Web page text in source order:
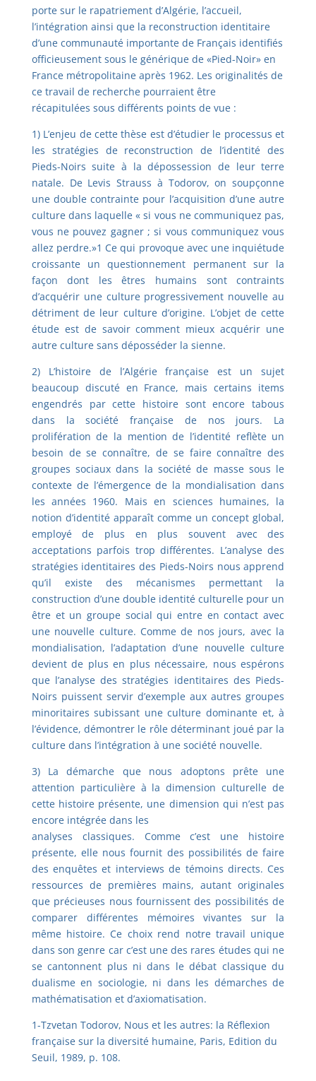
porte sur le rapatriement d’Algérie, l’accueil,
l’intégration ainsi que la reconstruction identitaire
d’une communauté importante de Français identifiés
officieusement sous le générique de «Pied-Noir» en
France métropolitaine après 1962. Les originalités de
ce travail de recherche pourraient être
récapitulées sous différents points de vue :
1) L’enjeu de cette thèse est d’étudier le processus et
les stratégies de reconstruction de l’identité des
Pieds-Noirs suite à la dépossession de leur terre
natale. De Levis Strauss à Todorov, on soupçonne
une double contrainte pour l’acquisition d’une autre
culture dans laquelle « si vous ne communiquez pas,
vous ne pouvez gagner ; si vous communiquez vous
allez perdre.»1 Ce qui provoque avec une inquiétude
croissante un questionnement permanent sur la
façon dont les êtres humains sont contraints
d’acquérir une culture progressivement nouvelle au
détriment de leur culture d’origine. L’objet de cette
étude est de savoir comment mieux acquérir une
autre culture sans déposséder la sienne.
2) L’histoire de l’Algérie française est un sujet
beaucoup discuté en France, mais certains items
engendrés par cette histoire sont encore tabous
dans la société française de nos jours. La
prolifération de la mention de l’identité reflète un
besoin de se connaître, de se faire connaître des
groupes sociaux dans la société de masse sous le
contexte de l’émergence de la mondialisation dans
les années 1960. Mais en sciences humaines, la
notion d’identité apparaît comme un concept global,
employé de plus en plus souvent avec des
acceptations parfois trop différentes. L’analyse des
stratégies identitaires des Pieds-Noirs nous apprend
qu’il existe des mécanismes permettant la
construction d’une double identité culturelle pour un
être et un groupe social qui entre en contact avec
une nouvelle culture. Comme de nos jours, avec la
mondialisation, l’adaptation d’une nouvelle culture
devient de plus en plus nécessaire, nous espérons
que l’analyse des stratégies identitaires des Pieds-
Noirs puissent servir d’exemple aux autres groupes
minoritaires subissant une culture dominante et, à
l’évidence, démontrer le rôle déterminant joué par la
culture dans l’intégration à une société nouvelle.
3) La démarche que nous adoptons prête une
attention particulière à la dimension culturelle de
cette histoire présente, une dimension qui n’est pas
encore intégrée dans les
analyses classiques. Comme c’est une histoire
présente, elle nous fournit des possibilités de faire
des enquêtes et interviews de témoins directs. Ces
ressources de premières mains, autant originales
que précieuses nous fournissent des possibilités de
comparer différentes mémoires vivantes sur la
même histoire. Ce choix rend notre travail unique
dans son genre car c’est une des rares études qui ne
se cantonnent plus ni dans le débat classique du
dualisme en sociologie, ni dans les démarches de
mathématisation et d’axiomatisation.
1-Tzvetan Todorov, Nous et les autres: la Réflexion
française sur la diversité humaine, Paris, Edition du
Seuil, 1989, p. 108.